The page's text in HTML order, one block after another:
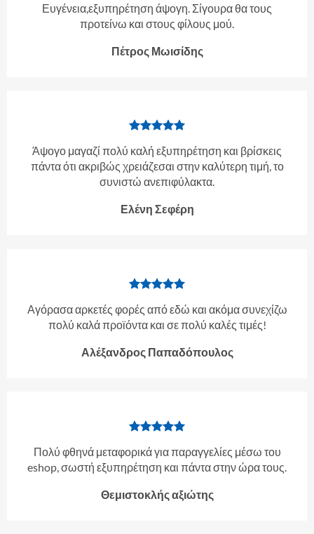
Ευγένεια,εξυπηρέτηση άψογη. Σίγουρα θα τους
προτείνω και στους φίλους μού.
Πέτρος Μωισίδης
Άψογο μαγαζί πολύ καλή εξυπηρέτηση και βρίσκεις
πάντα ότι ακριβώς χρειάζεσαι στην καλύτερη τιμή, το
συνιστώ ανεπιφύλακτα.
Ελένη Σεφέρη
Αγόρασα αρκετές φορές από εδώ και ακόμα συνεχίζω
πολύ καλά προϊόντα και σε πολύ καλές τιμές!
Αλέξανδρος Παπαδόπουλος
Πολύ φθηνά μεταφορικά για παραγγελίες μέσω του
eshop, σωστή εξυπηρέτηση και πάντα στην ώρα τους.
Θεμιστοκλής αξιώτης